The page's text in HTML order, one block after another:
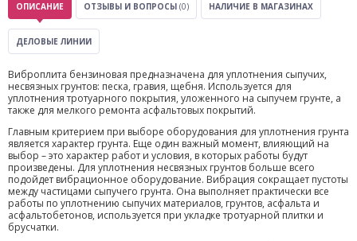
ОПИСАНИЕ ОТЗЫВЫ И ВОПРОСЫ (0) НАЛИЧИЕ В МАГАЗИНАХ
ДЕЛОВЫЕ ЛИНИИ
Виброплита бензиновая предназначена для уплотнения сыпучих,
несвязных грунтов: песка, гравия, щебня. Используется для
уплотнения тротуарного покрытия, уложенного на сыпучем грунте, а
также для мелкого ремонта асфальтовых покрытий.
Главным критерием при выборе оборудования для уплотнения грунта
является характер грунта. Еще один важный момент, влияющий на
выбор – это характер работ и условия, в которых работы будут
произведены. Для уплотнения несвязных грунтов больше всего
подойдет вибрационное оборудование. Вибрация сокращает пустоты
между частицами сыпучего грунта. Она выполняет практически все
работы по уплотнению сыпучих материалов, грунтов, асфальта и
асфальтобетонов, используется при укладке тротуарной плитки и
брусчатки.